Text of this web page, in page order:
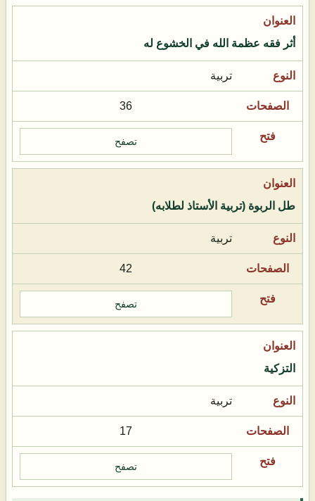
أثر فقه عظمة الله في الخشوع له
تربية
36
تصفح
طل الربوة (تربية الأستاذ لطلابه)
تربية
42
تصفح
التزكية
تربية
17
تصفح